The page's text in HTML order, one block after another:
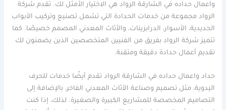
واعمال حداده في الشارقة الرواد هي الاختيار الأمثل لك. تقدم شركة
الرواد مجموعة من خدمات الحدادة التي تشمل تصنيع وتركيب الأبواب
الحديدية، الأسوار، الدرابزينات، والأثاث المعدني المصمم خصيصًا. كما
تتميز شركة الرواد بفريق من الفنيين المتخصصين الذين يضمنون لك
تقديم أعمال حدادة دقيقة ومتقنة.
حداد واعمال حداده في الشارقة الرواد تقدم أيضًا خدمات للحرف
اليدوية، مثل تصميم وصناعة الأثاث المعدني الفاخر، بالإضافة إلى
التصاميم المخصصة للمشاريع الكبيرة والصغيرة. لذلك، إذا كنت